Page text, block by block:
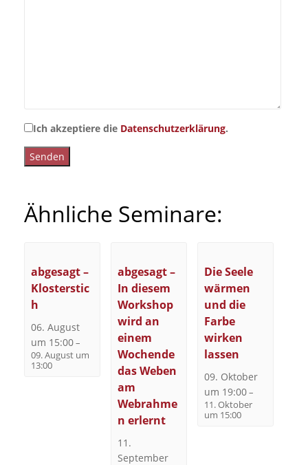
Ich akzeptiere die Datenschutzerklärung.
Ähnliche Seminare:
abgesagt –
Klosterstic
h
06. August
um 15:00–
09. August um
13:00
abgesagt –
In diesem
Workshop
wird an
einem
Wochende
das Weben
am
Webrahme
n erlernt
11.
September
Die Seele
wärmen
und die
Farbe
wirken
lassen
09. Oktober
um 19:00–
11. Oktober
um 15:00